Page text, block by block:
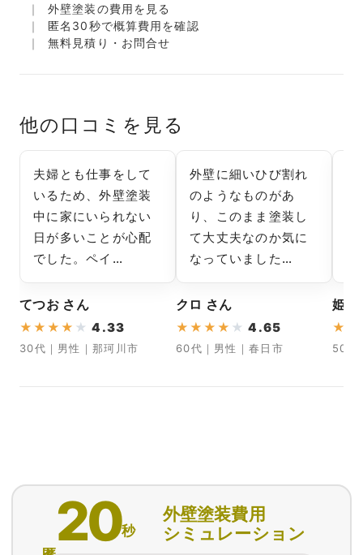
外壁塗装の費用を見る
匿名30秒で概算費用を確認
無料見積り・お問合せ
他の口コミを見る
夫婦とも仕事をして
いるため、外壁塗装
中に家にいられない
日が多いことが心配
でした。ペイ…
てつお さん
★ ★ ★ ★ ★ 4.33
30代｜男性｜那珂川市
外壁に細いひび割れ
のようなものがあ
り、このまま塗装し
て大丈夫なのか気に
なっていました…
クロ さん
★ ★ ★ ★ ★ 4.65
60代｜男性｜春日市
姫子
★
50代
20秒
外壁塗装費用
シミュレーション